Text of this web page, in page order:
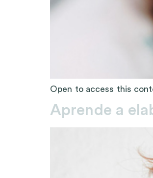
Open to access this
Aprende a